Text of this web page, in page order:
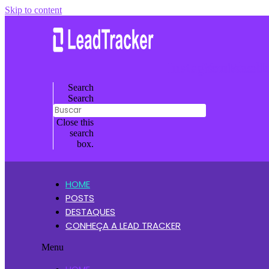
Skip to content
Search
Search
Close this
search
box.
HOME
POSTS
DESTAQUES
CONHEÇA A LEAD TRACKER
Menu